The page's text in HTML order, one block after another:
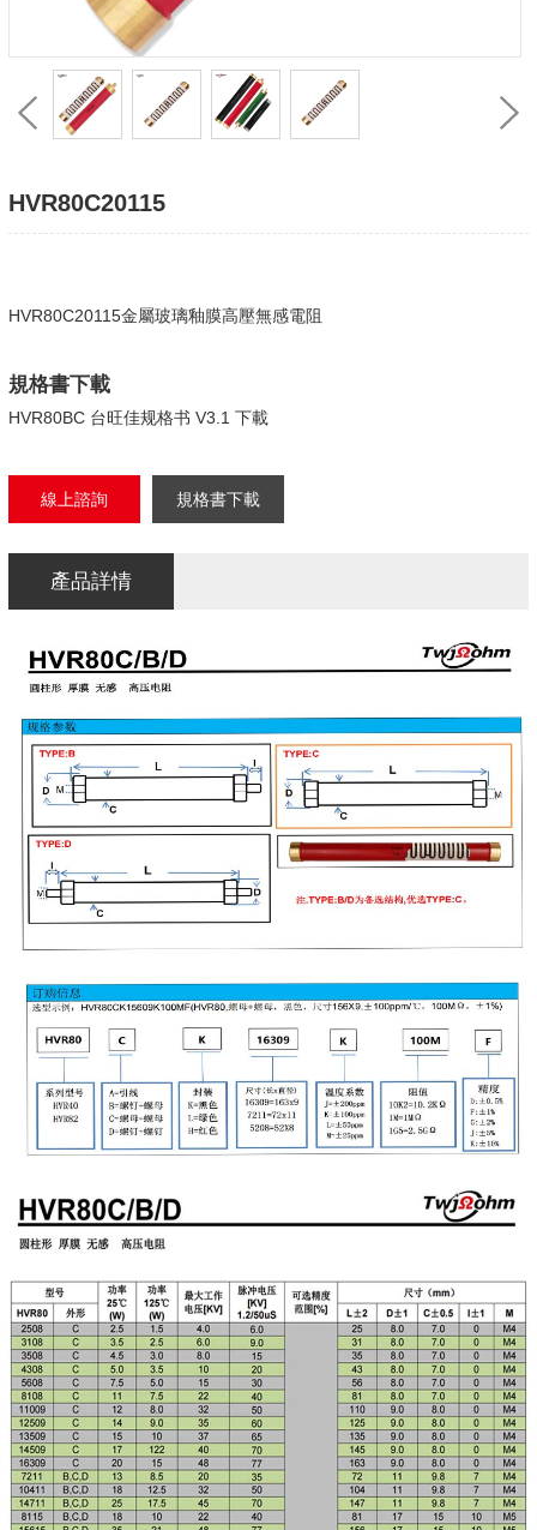
HVR80C20115
HVR80C20115金屬玻璃釉膜高壓無感電阻
規格書下載
HVR80BC 台旺佳规格书 V3.1 下載
線上諮詢 規格書下載
產品詳情